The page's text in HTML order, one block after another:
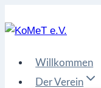
Inhalt
Willkommen
Der Verein